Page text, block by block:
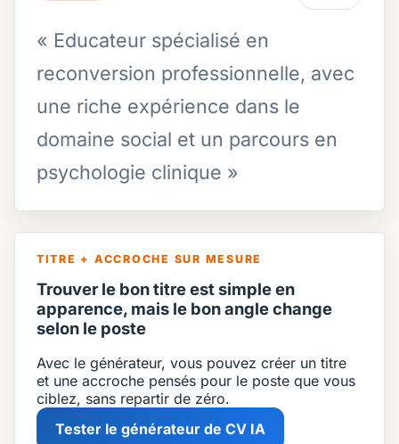
« Educateur spécialisé en
reconversion professionnelle, avec
une riche expérience dans le
domaine social et un parcours en
psychologie clinique »
TITRE + ACCROCHE SUR MESURE
Trouver le bon titre est simple en
apparence, mais le bon angle change
selon le poste
Avec le générateur, vous pouvez créer un titre
et une accroche pensés pour le poste que vous
ciblez, sans repartir de zéro.
Tester le générateur de CV IA